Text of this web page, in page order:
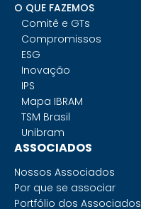
O QUE FAZEMOS
Comitê e GTs
Compromissos
ESG
Inovação
IPS
Mapa IBRAM
TSM Brasil
Unibram
ASSOCIADOS
Nossos Associados
Por que se associar
Portfólio dos Associados